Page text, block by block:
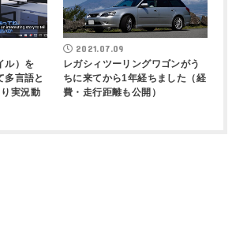
ル）を
多言語と
実況動
2021.07.09
レガシィツーリングワゴンがう
ちに来てから1年経ちました（経
費・走行距離も公開）